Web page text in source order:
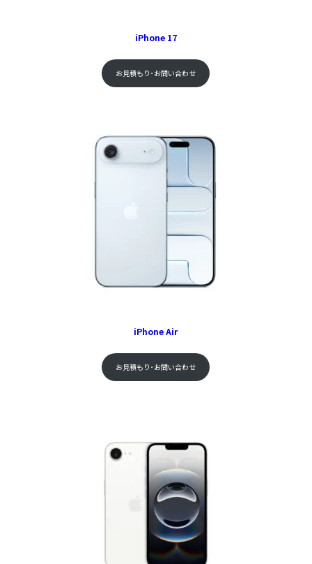
iPhone 17
お見積もり･お問い合わせ
iPhone Air
お見積もり･お問い合わせ